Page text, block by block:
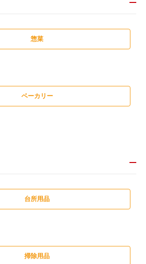
惣菜
ベーカリー
台所用品
掃除用品